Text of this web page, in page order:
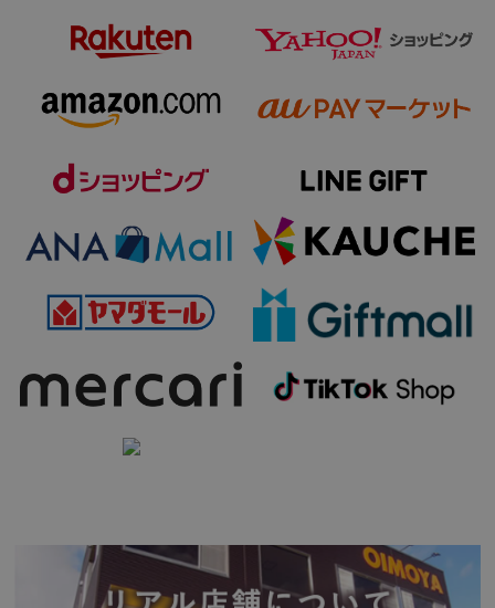
北海道+690円・沖縄県+1,000円
必